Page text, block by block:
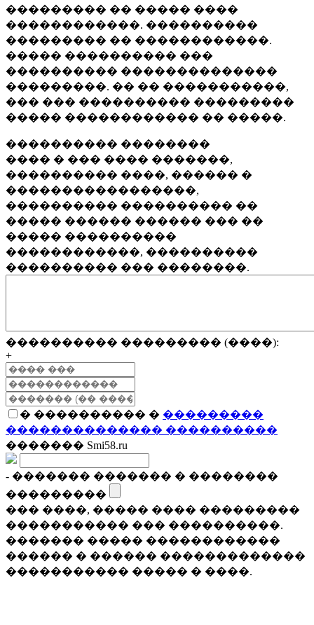
��������� �� ����� ����
������������. ����������
��������� �� ������������.
����� ���������� ���
���������� ��������������
���������. �� �� �����������,
��� ��� ���������� ���������
����� ������������ �� �����.
���������� ��������
���� � ��� ���� �������,
���������� ����, ������ �
�����������������,
���������� ���������� ��
����� ������ ������ ��� ��
����� ����������
������������, ����������
���������� ��� ��������.
���������� ��������� (����):
+
� ���������� � ���������
�������������� ����������
������� Smi58.ru
- ������� ������� � ��������
���������
��� ����, ����� ���� ���������
����������� ��� ����������.
������� ����� ������������
������ � ������ �������������
����������� ����� � ����.